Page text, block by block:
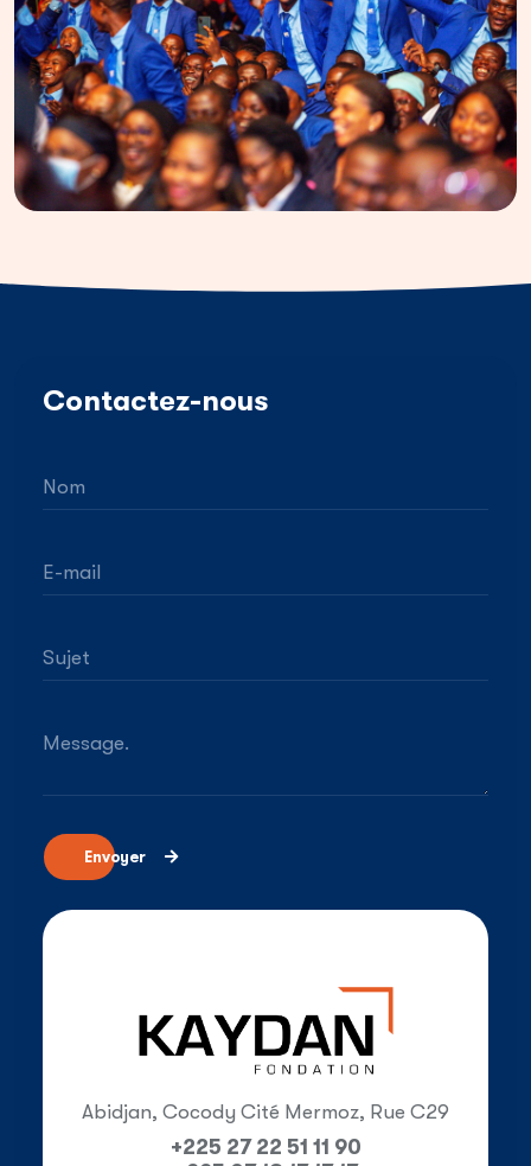
Contactez-nous
Nom
E-mail
Sujet
Message.
Envoyer
Abidjan, Cocody Cité Mermoz, Rue C29
+225 27 22 51 11 90